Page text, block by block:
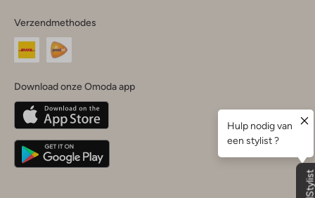
je
land
Nederland
Belgique(Français)
Deutschland
Verzendmethodes
Download onze Omoda app